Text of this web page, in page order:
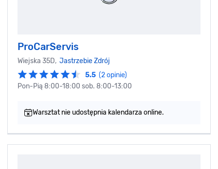
ProCarServis
Wiejska 35D, Jastrzebie Zdrój
5.5 (2 opinie)
Pon-Pią 8:00-18:00 sob. 8:00-13:00
Warsztat nie udostępnia kalendarza online.